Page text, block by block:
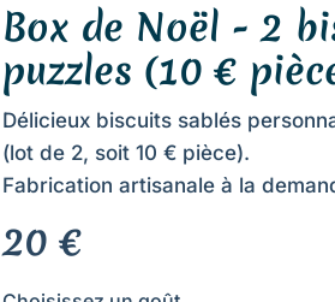
Box de Noël - 2
puzzles (10 €
Délicieux biscuits sablés
(lot de 2, soit 10 € pièce).
Fabrication artisanale à la
20€